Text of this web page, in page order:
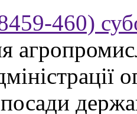
460)
посади